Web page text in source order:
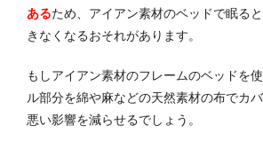
あるため、アイアン素材のベッドで眠る
きなくなるおそれがあります。
もしアイアン素材のフレームのベッドを
ル部分を綿や麻などの天然素材の布でカ
悪い影響を減らせるでしょう。